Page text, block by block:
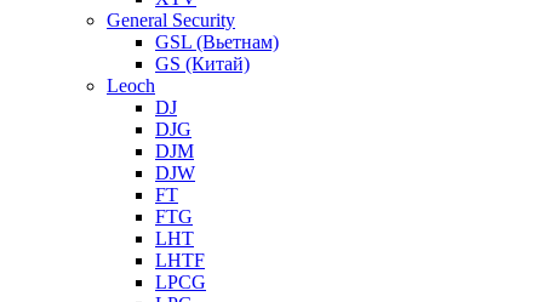
General Security
GSL (Вьетнам)
GS (Китай)
Leoch
DJ
DJG
DJM
DJW
FT
FTG
LHT
LHTF
LPCG